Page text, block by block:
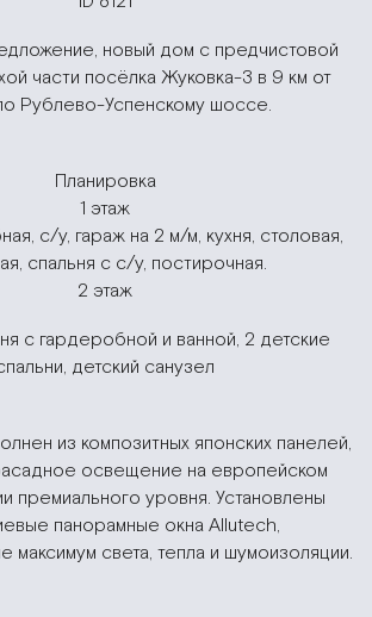
новый дом с предчистовой
части посёлка Жуковка-3 в 9 км от
Рублево-Успенскому шоссе.
Планировка
1 этаж
с/у, гараж на 2 м/м, кухня, столовая,
спальня с с/у, постирочная.
2 этаж
с гардеробной и ванной, 2 детские
детский санузел
из композитных японских панелей,
освещение на европейском
премиального уровня. Установлены
панорамные окна Allutech,
света, тепла и шумоизоляции.